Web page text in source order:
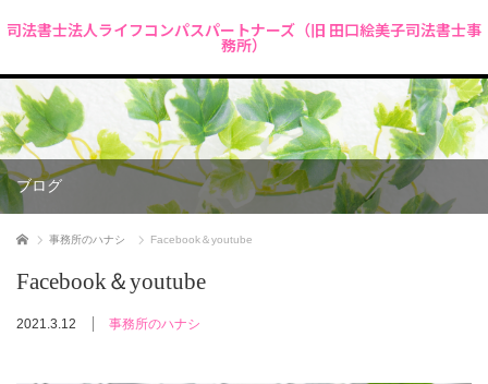
司法書士法人ライフコンパスパートナーズ（旧 田口絵美子司法書士事
務所）
ブログ
ホーム 事務所のハナシ Facebook＆youtube
Facebook＆youtube
2021.3.12 事務所のハナシ